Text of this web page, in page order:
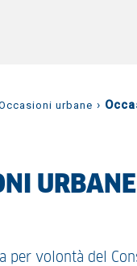
urbane ›
per volontà del